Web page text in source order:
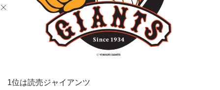
1位は読売ジャイアンツ